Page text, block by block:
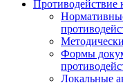
Противодействие
Формы
Локальные